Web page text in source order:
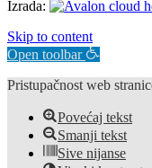
Izrada:
Skip to content
Open toolbar
Pristupačnost web
Povećaj tekst
Smanji tekst
Sive nijanse